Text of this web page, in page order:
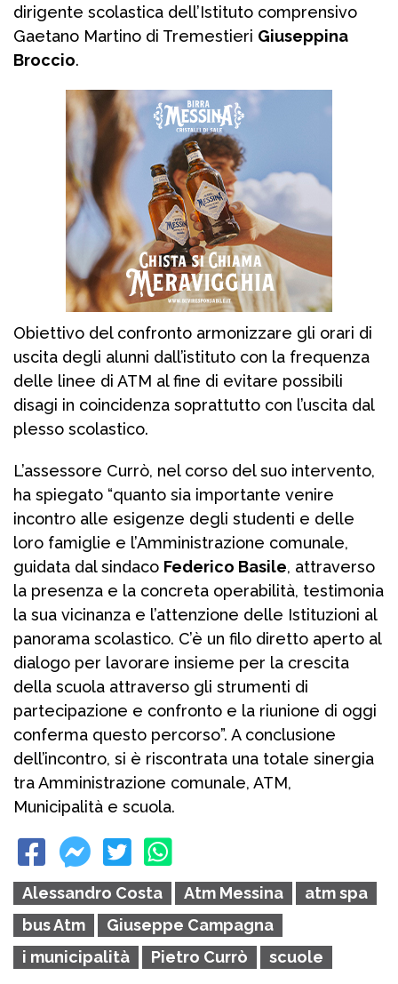
dirigente scolastica dell’Istituto comprensivo
Gaetano Martino di Tremestieri Giuseppina
Broccio.
Obiettivo del confronto armonizzare gli orari di
uscita degli alunni dall’istituto con la frequenza
delle linee di ATM al fine di evitare possibili
disagi in coincidenza soprattutto con l’uscita dal
plesso scolastico.
L’assessore Currò, nel corso del suo intervento,
ha spiegato “quanto sia importante venire
incontro alle esigenze degli studenti e delle
loro famiglie e l’Amministrazione comunale,
guidata dal sindaco Federico Basile, attraverso
la presenza e la concreta operabilità, testimonia
la sua vicinanza e l’attenzione delle Istituzioni al
panorama scolastico. C’è un filo diretto aperto al
dialogo per lavorare insieme per la crescita
della scuola attraverso gli strumenti di
partecipazione e confronto e la riunione di oggi
conferma questo percorso”. A conclusione
dell’incontro, si è riscontrata una totale sinergia
tra Amministrazione comunale, ATM,
Municipalità e scuola.
Alessandro Costa Atm Messina
atm spa
bus Atm
Giuseppe Campagna
i municipalità
Pietro Currò
scuole